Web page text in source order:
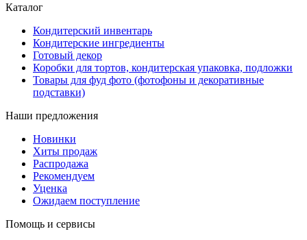
Каталог
Кондитерский инвентарь
Кондитерские ингредиенты
Готовый декор
Коробки для тортов, кондитерская упаковка, подложки
Товары для фуд фото (фотофоны и декоративные
подставки)
Наши предложения
Новинки
Хиты продаж
Распродажа
Рекомендуем
Уценка
Ожидаем поступление
Помощь и сервисы